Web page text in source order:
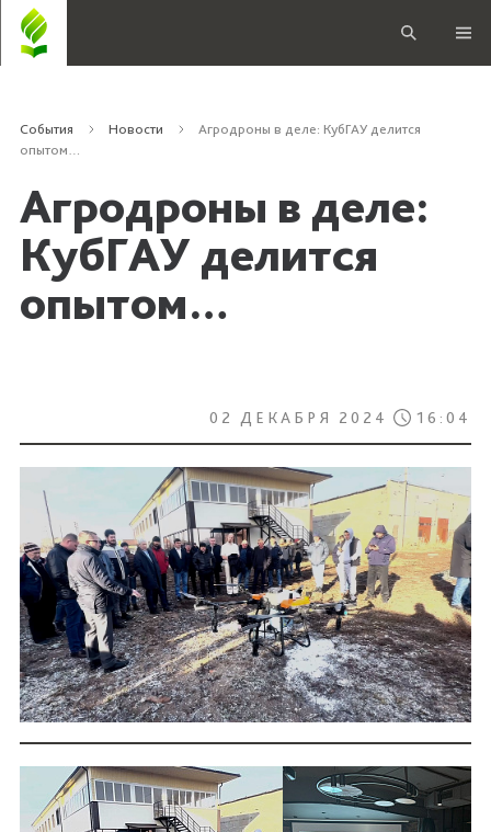
События Новости
Агродроны в деле: КубГАУ делится
опытом…
Агродроны в деле:
КубГАУ делится
опытом…
02 ДЕКАБРЯ 2024 16:04